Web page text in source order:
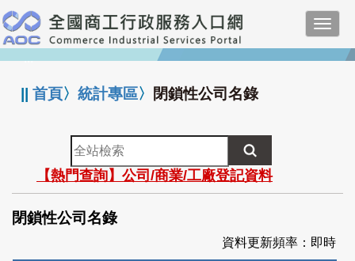
跳
到
主
要
:::
||首頁〉統計專區〉 閉鎖性公司名錄
全
站
檢
索
【熱門查詢】公司/商業/工廠登記資料
閉鎖性公司名錄
資料更新頻率：即時